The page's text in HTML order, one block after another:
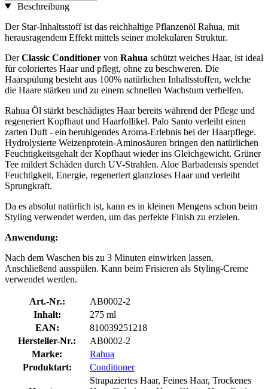
Beschreibung
Der Star-Inhaltsstoff ist das reichhaltige Pflanzenöl Rahua, mit
herausragendem Effekt mittels seiner molekularen Struktur.
DerClassic Conditioner von Rahua schützt weiches Haar, ist ideal
für coloriertes Haar und pflegt, ohne zu beschweren. Die
Haarspülung besteht aus 100% natürlichen Inhaltsstoffen, welche
die Haare stärken und zu einem schnellen Wachstum verhelfen.
Rahua Öl stärkt beschädigtes Haar bereits während der Pflege und
regeneriert Kopfhaut und Haarfollikel. Palo Santo verleiht einen
zarten Duft - ein beruhigendes Aroma-Erlebnis bei der Haarpflege.
Hydrolysierte Weizenprotein-Aminosäuren bringen den natürlichen
Feuchtigkeitsgehalt der Kopfhaut wieder ins Gleichgewicht. Grüner
Tee mildert Schäden durch UV-Strahlen. Aloe Barbadensis spendet
Feuchtigkeit, Energie, regeneriert glanzloses Haar und verleiht
Sprungkraft.
Da es absolut natürlich ist, kann es in kleinen Mengens schon beim
Styling verwendet werden, um das perfekte Finish zu erzielen.
Anwendung:
Nach dem Waschen bis zu 3 Minuten einwirken lassen.
Anschließend ausspülen. Kann beim Frisieren als Styling-Creme
verwendet werden.
Art.-Nr.:
AB0002-2
Inhalt:
275 ml
EAN:
810039251218
Hersteller-Nr.:
AB0002-2
Marke:
Rahua
Produktart:
Conditioner
Strapaziertes Haar, Feines Haar, Trockenes